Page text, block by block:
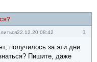
1
22.12.20 08:42
получилось за эти дни
Пишите, даже